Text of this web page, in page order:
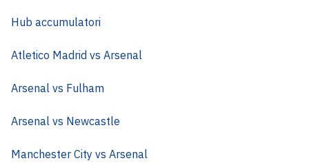
Hub accumulatori
Atletico Madrid vs Arsenal
Arsenal vs Fulham
Arsenal vs Newcastle
Manchester City vs Arsenal